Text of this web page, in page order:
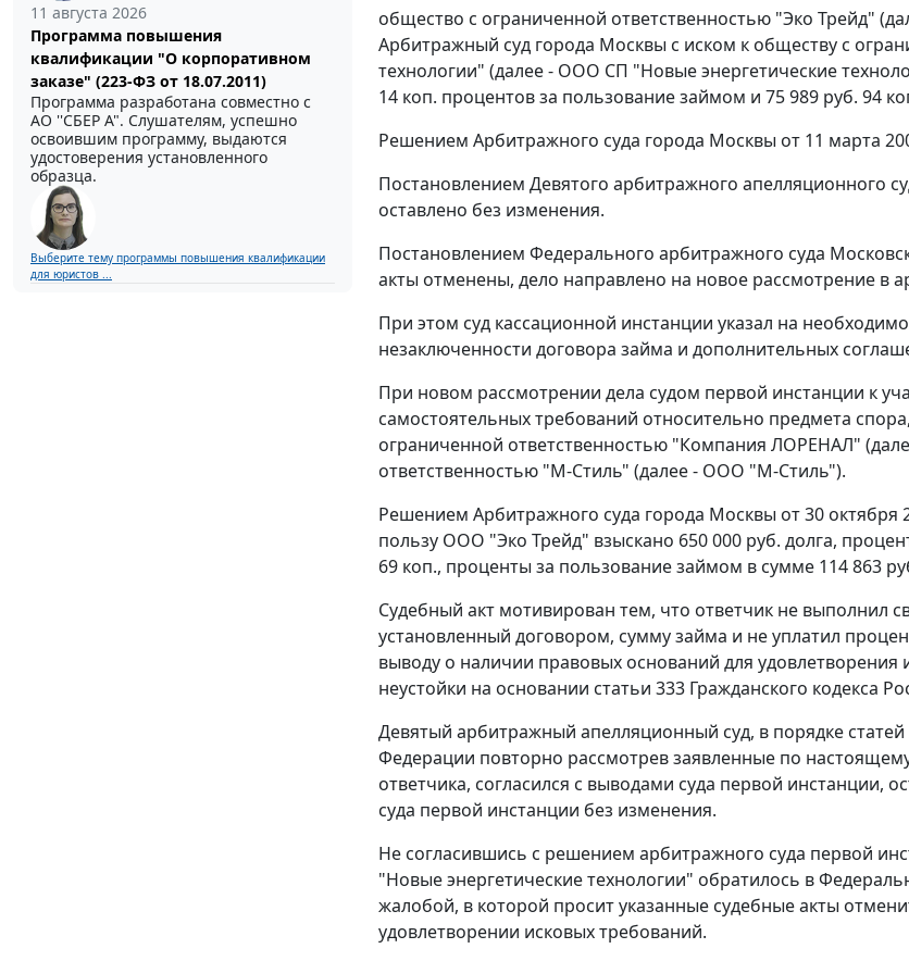
11 августа 2026
Программа повышения
квалификации "О корпоративном
заказе" (223-ФЗ от 18.07.2011)
Программа разработана совместно с
АО ''СБЕР А". Слушателям, успешно
освоившим программу, выдаются
удостоверения установленного
образца.
Выберите тему программы повышения квалификации
для юристов ...
общество с ограниченной ответственностью "Эко Трейд"
Арбитражный суд города Москвы с иском к обществу с
технологии" (далее - ООО СП "Новые энергетические
14 коп. процентов за пользование займом и 75 989 руб. 94
Решением Арбитражного суда города Москвы от 11 марта
Постановлением Девятого арбитражного апелляционного
оставлено без изменения.
Постановлением Федерального арбитражного суда
акты отменены, дело направлено на новое рассмотрение в
При этом суд кассационной инстанции указал на
незаключенности договора займа и дополнительных
При новом рассмотрении дела судом первой инстанции к
самостоятельных требований относительно предмета
ограниченной ответственностью "Компания ЛОРЕНАЛ"
ответственностью "М-Стиль" (далее - ООО "М-Стиль").
Решением Арбитражного суда города Москвы от 30
пользу ООО "Эко Трейд" взыскано 650 000 руб. долга,
69 коп., проценты за пользование займом в сумме 114 863
Судебный акт мотивирован тем, что ответчик не выполнил
установленный договором, сумму займа и не уплатил
выводу о наличии правовых оснований для
неустойки на основании статьи 333 Гражданского кодекса
Девятый арбитражный апелляционный суд, в порядке
Федерации повторно рассмотрев заявленные по
ответчика, согласился с выводами суда первой инстанции,
суда первой инстанции без изменения.
Не согласившись с решением арбитражного суда первой
"Новые энергетические технологии" обратилось в
жалобой, в которой просит указанные судебные акты
удовлетворении исковых требований.